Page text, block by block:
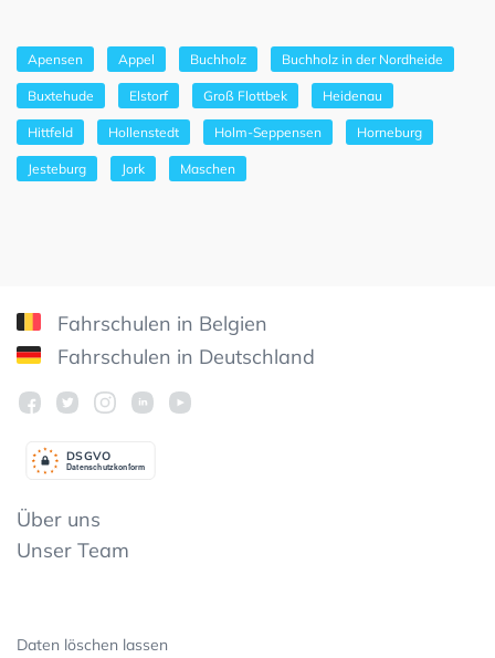
Apensen Appel Buchholz Buchholz in der Nordheide
Buxtehude Elstorf Groß Flottbek Heidenau
Hittfeld Hollenstedt Holm-Seppensen Horneburg
Jesteburg Jork Maschen
Fahrschulen in Belgien
Fahrschulen in Deutschland
Datenschutzkonform
DSGVO
Über uns
Unser Team
Daten löschen lassen